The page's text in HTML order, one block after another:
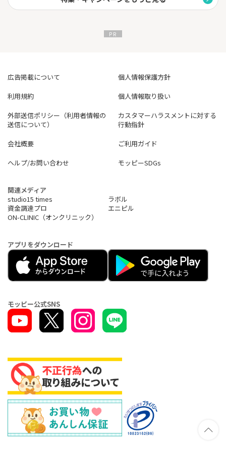
広告掲載について
個人情報保護方針
利用規約
個人情報取り扱い
外部送信ポリシー（利用者情報の
送信について）
カスタマーハラスメントに対する
行動指針
会社概要
ご利用ガイド
ヘルプ/お問い合わせ
モッピーSDGs
関連メディア
studio15 times
ラボル
資金調達プロ
エニピル
ON-CLINIC（オンクリニック）
アプリをダウンロード
モッピー公式SNS